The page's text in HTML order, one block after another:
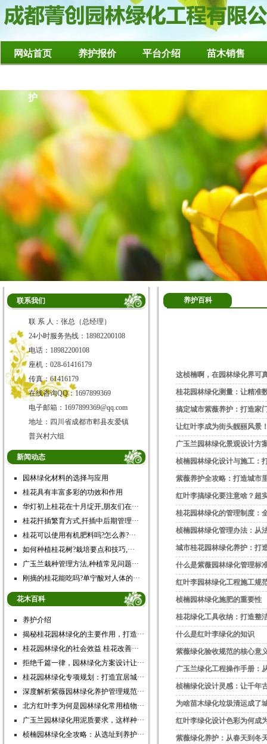
网站首页 养护报价 平台介绍 苗木销售
护
联系我们
联 系 人：张总（总经理）
24小时服务热线：18982200108
电话：18982200108
座机：028-61416179
传真：61416179
在线咨询QQ：1697899369
电子邮箱：1697899369@qq.com
地址：四川省成都市郫县友爱镇
普兴村六组
新闻动态
园林绿化材料的选择与应用
桂花具有丰富多彩的功效和作用
华灯初上桂花在十月绽开,朋友们在···
桂花扦插繁育方式,扦插中后期管理···
桂花可以使用有机肥料吗?怎么养?···
如何种植桂花树?栽培要点和技巧,···
广玉兰栽种管理方法,种植常见问题···
刚摘的桂花能吃吗?单宁酸对人体的···
花木百科
养护介绍
揭秘桂花园林绿化的主要作用，打造···
桂花园林绿化的社会效益 桂花改善···
拒绝千篇一律，园林绿化方案设计让···
桂花园林绿化专项规划：打造宜居城···
深度解析紫薇园林绿化养护管理规范···
北方红叶李为何是园林绿化常用植物···
广玉兰园林绿化用泥质要求，这样种···
桢楠园林绿化全攻略：从选址到养护···
养护百科
这桢楠啊，在园林绿化界可
桂花园林绿化测量：让精准
搞定城市紫薇养护：打造家
让红叶李成为街头靓丽风景
广玉兰园林绿化景观设计方
桢楠园林绿化设计与施工：
紫薇养护全攻略：打造城市
红叶李搞绿化要注意啥？超
桂花园林绿化的管理制度：
桢楠园林绿化管理办法：从
城市桂花园林绿化养护：打
什么是紫薇园林绿化管理标
红叶李园林绿化工程施工规
桢楠园林绿化施肥的重要性
桂花绿化工具收纳：打造整
什么是红叶李绿化的知识
紫薇绿化验收规范的核心意
广玉兰绿化工程操作手册：
桢楠绿化设计灵感：让千年
为啥苗木绿化垃圾清运成了
红叶李绿化设计色彩为何成
紫薇绿化养护：从春天到冬